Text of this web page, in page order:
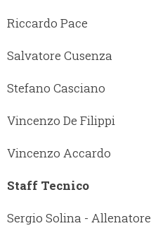
Riccardo Pace
Salvatore Cusenza
Stefano Casciano
Vincenzo De Filippi
Vincenzo Accardo
Staff Tecnico
Sergio Solina - Allenatore